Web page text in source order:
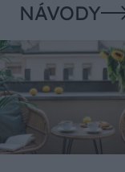
NÁVODY